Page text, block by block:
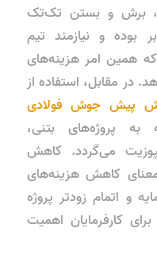
برش و بستن تک‌تک
بوده و نیازمند تیم
همین امر هزینه‌های
در مقابل، استفاده از
پیش جوش فولادی
پروژه‌های بتنی،
می‌گردد. کاهش
کاهش هزینه‌های
و اتمام زودتر پروژه
کارفرمایان اهمیت